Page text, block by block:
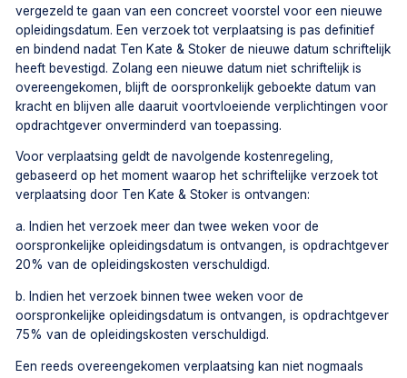
vergezeld te gaan van een concreet voorstel voor een nieuwe
opleidingsdatum. Een verzoek tot verplaatsing is pas definitief
en bindend nadat Ten Kate & Stoker de nieuwe datum schriftelijk
heeft bevestigd. Zolang een nieuwe datum niet schriftelijk is
overeengekomen, blijft de oorspronkelijk geboekte datum van
kracht en blijven alle daaruit voortvloeiende verplichtingen voor
opdrachtgever onverminderd van toepassing.
Voor verplaatsing geldt de navolgende kostenregeling,
gebaseerd op het moment waarop het schriftelijke verzoek tot
verplaatsing door Ten Kate & Stoker is ontvangen:
a. Indien het verzoek meer dan twee weken voor de
oorspronkelijke opleidingsdatum is ontvangen, is opdrachtgever
20% van de opleidingskosten verschuldigd.
b. Indien het verzoek binnen twee weken voor de
oorspronkelijke opleidingsdatum is ontvangen, is opdrachtgever
75% van de opleidingskosten verschuldigd.
Een reeds overeengekomen verplaatsing kan niet nogmaals